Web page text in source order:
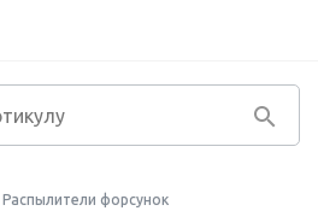
Распылители форсунок